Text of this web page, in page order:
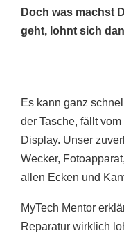
Doch was machst
geht, lohnt sich
Es kann ganz
der Tasche, fällt
Display. Unser
Wecker,
allen Ecken und
MyTech Mentor
Reparatur wirklich